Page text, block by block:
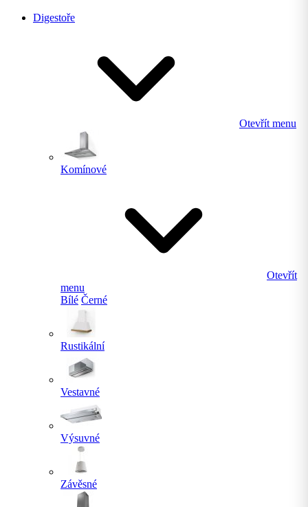
Digestoře
Otevřít menu
Komínové
Otevřít
menu
Bílé Černé
Rustikální
Vestavné
Výsuvné
Závěsné